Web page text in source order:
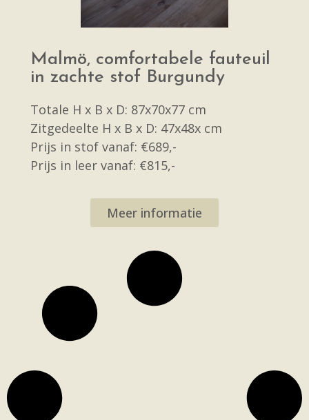
Malmö, comfortabele fauteuil
in zachte stof Burgundy
Totale H x B x D: 87x70x77 cm
Zitgedeelte H x B x D: 47x48x cm
Prijs in stof vanaf: €689,-
Prijs in leer vanaf: €815,-
Meer informatie